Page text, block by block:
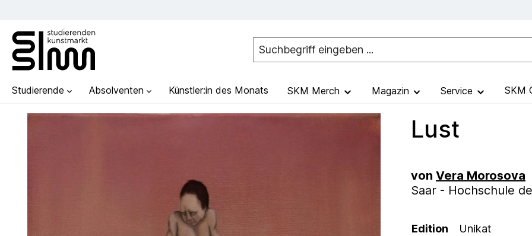
Studierende Absolventen Künstler:in des Monats SKM Merch Magazin Service SKM
Lust
von Vera Morosova
Saar - Hochschule
Edition
Unikat